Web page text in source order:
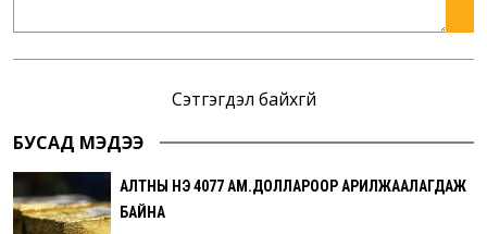
Сэтгэгдэл байхгүй
БУСАД МЭДЭЭ
АЛТНЫ ҮНЭ 4077 АМ.ДОЛЛАРООР АРИЛЖААЛАГДАЖ
БАЙНА